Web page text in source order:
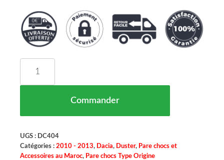
Commander
UGS : DC404
Catégories : 2010 - 2013, Dacia, Duster, Pare chocs et
Accessoires au Maroc, Pare chocs Type Origine